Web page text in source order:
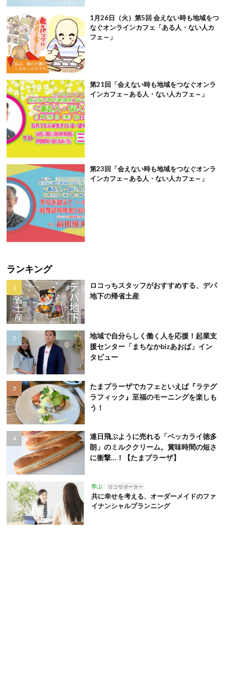
1月26日（火）第5回 会えない時も地域をつ
なぐオンラインカフェ「ある人・ない人カ
フェ～」
第21回「会えない時も地域をつなぐオンラ
インカフェ～ある人・ない人カフェ～」
第23回「会えない時も地域をつなぐオンラ
インカフェ～ある人・ない人カフェ～」
ランキング
ロコっちスタッフがおすすめする、デパ
地下の帰省土産
地域で自分らしく働く人を応援！起業支
援センター「まちなかbizあおば」イン
タビュー
たまプラーザでカフェといえば『ラテグ
ラフィック』至福のモーニングを楽しも
う！
連日飛ぶように売れる「ベッカライ徳多
朗」のミルククリーム。賞味時間の短さ
に衝撃…！【たまプラーザ】
学ぶ ロコサポーター
共に幸せを考える、オーダーメイドのファ
イナンシャルプランニング